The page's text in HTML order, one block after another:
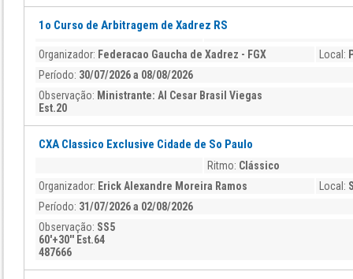
1o Curso de Arbitragem de Xadrez RS
Organizador: Federacao Gaucha de Xadrez - FGX Local:
Período: 30/07/2026 a 08/08/2026
Observação: Ministrante: AI Cesar Brasil Viegas
Est.20
CXA Classico Exclusive Cidade de So Paulo
Ritmo: Clássico
Organizador: Erick Alexandre Moreira Ramos Local:
Período: 31/07/2026 a 02/08/2026
Observação: SS5
60'+30'' Est.64
487666